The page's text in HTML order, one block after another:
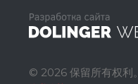
© 2026 保留所有权利。